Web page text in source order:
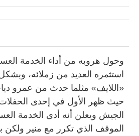
وحول هروبه من أداء الخدمة
استثمره العديد من زملائه،
«اللايف» مثلما حدث من عمرو
حيث ظهر الأول في إحدى
الجيش ويعلن أنه أدى الخدمة
الموقف الذي تكرر مع منير ولكن